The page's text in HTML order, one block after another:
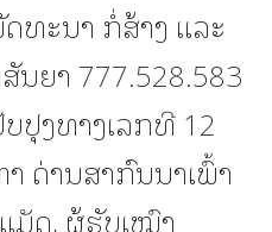
ທະນາ ກໍ່ສ້າງ ແລະ
ນຍາ 777.528.583
ປຸງທາງເລກທີ 12
ດ່ານສາກົນນາເພົ້າ
ມັດ, ຜູ້ຮັບເໝົາ